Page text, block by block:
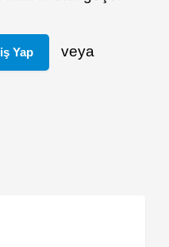
Yap veya